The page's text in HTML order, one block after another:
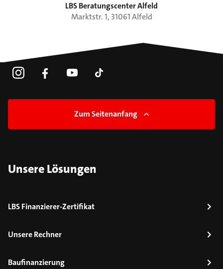
LBS Beratungscenter Alfeld
Marktstr.1, 31061Alfeld
Zum Seitenanfang
Unsere Lösungen
LBS Finanzierer-Zertifikat
Unsere Rechner
Baufinanzierung